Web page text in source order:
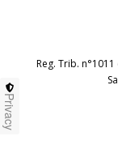
Reg. Trib.
Privacy